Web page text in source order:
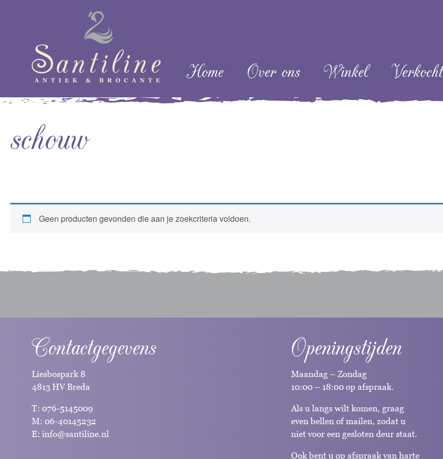
Menu
Skip naar content
Home Over ons Winkel Verkocht
schouw
Geen producten gevonden die aan je zoekcriteria voldoen.
Contactgegevens
Liesbospark 8
4813 HV Breda
T: 076-5145009
M: 06-40145232
E: info@santiline.nl
Openingstijden
Maandag – Zondag
10:00 – 18:00 op afspraak.
Als u langs wilt komen, graag
even bellen of mailen, zodat u
niet voor een gesloten deur staat.
Ook bent u op afspraak van harte